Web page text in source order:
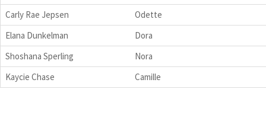
Carly Rae Jepsen
Odette
Elana Dunkelman
Dora
Shoshana Sperling
Nora
Kaycie Chase
Camille